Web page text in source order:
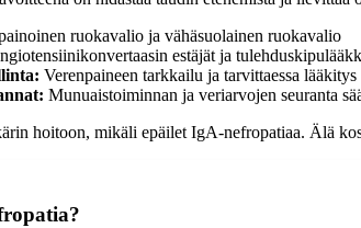
ruokavalio ja vähäsuolainen ruokavalio
estäjät ja
Verenpaineen tarkkailu ja tarvittaessa lääkitys
Munuaistoiminnan ja veriarvojen seuranta
hoitoon, mikäli epäilet IgA-nefropatiaa. Älä